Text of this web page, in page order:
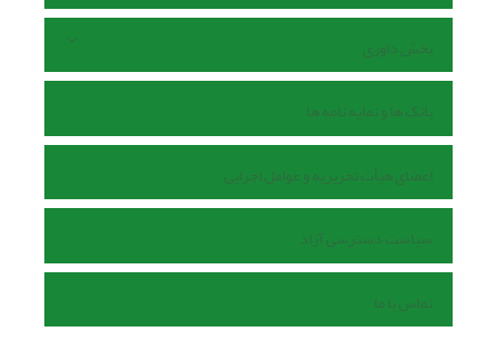
بخش داوری
بانک ها و نمایه نامه ها
اعضای هیأت تحریریه و عوامل اجرایی
سیاست دسترسی آزاد
تماس با ما